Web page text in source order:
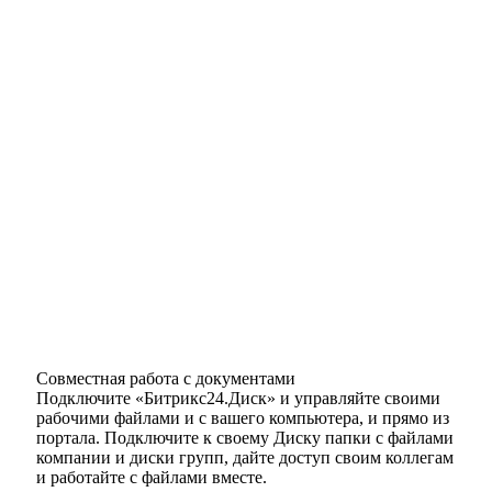
Совместная работа с документами
Подключите «Битрикс24.Диск» и управляйте своими
рабочими файлами и с вашего компьютера, и прямо из
портала. Подключите к своему Диску папки с файлами
компании и диски групп, дайте доступ своим коллегам
и работайте с файлами вместе.